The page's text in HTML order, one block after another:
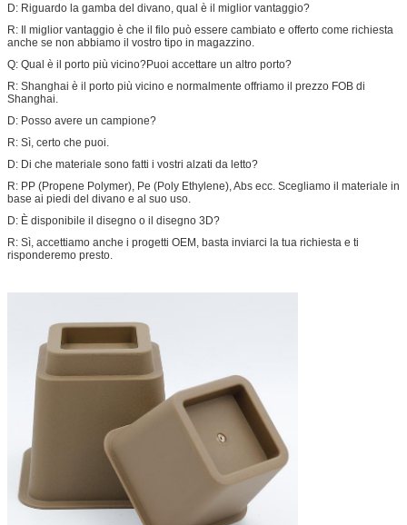
D: Riguardo la gamba del divano, qual è il miglior vantaggio?
R: Il miglior vantaggio è che il filo può essere cambiato e offerto come richiesta
anche se non abbiamo il vostro tipo in magazzino.
Q: Qual è il porto più vicino?Puoi accettare un altro porto?
R: Shanghai è il porto più vicino e normalmente offriamo il prezzo FOB di
Shanghai.
D: Posso avere un campione?
R: Sì, certo che puoi.
D: Di che materiale sono fatti i vostri alzati da letto?
R: PP (Propene Polymer), Pe (Poly Ethylene), Abs ecc. Scegliamo il materiale in
base ai piedi del divano e al suo uso.
D: È disponibile il disegno o il disegno 3D?
R: Sì, accettiamo anche i progetti OEM, basta inviarci la tua richiesta e ti
risponderemo presto.